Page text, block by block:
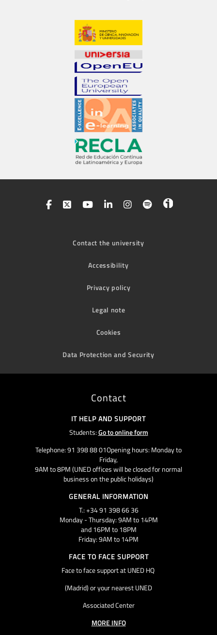
Contact the university
Accessibility
Privacy policy
Legal note
Cookies
Data Protection and Security
Contact
IT HELP AND SUPPORT
Students:Go to online form
Telephone: 91 398 88 01Opening hours: Monday to
Friday,
9AM to 8PM (UNED offices will be closed for normal
business on the public holidays)
GENERAL INFORMATION
T.: +34 91 398 66 36
Monday - Thursday: 9AM to 14PM
and 16PM to 18PM
Friday: 9AM to 14PM
FACE TO FACE SUPPORT
Face to face support at UNED HQ
(Madrid) or your nearest UNED
Associated Center
MORE INFO